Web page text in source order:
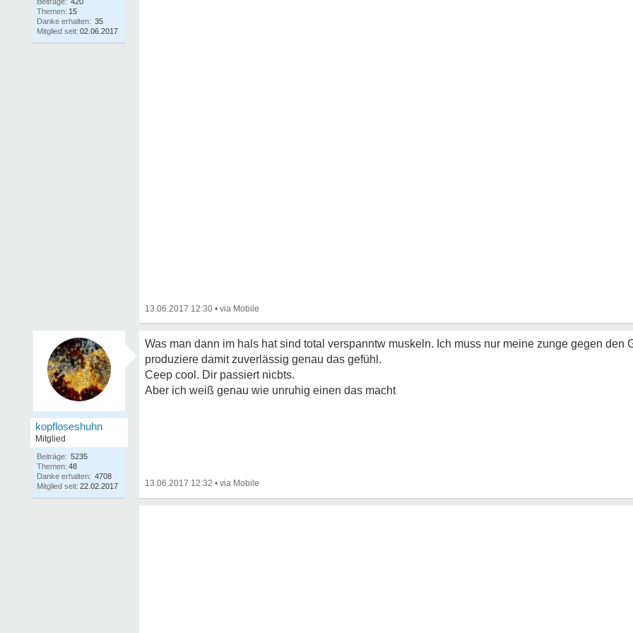
Themen: 15
Danke erhalten: 35
Mitglied seit: 02.06.2017
13.06.2017 12:30 •
kopfloseshuhn
Mitglied
Beiträge: 5235
Themen: 48
Danke erhalten: 4708
Mitglied seit: 22.02.2017
Was man dann im hals hat sind total verspanntw muskeln. Ich muss nur meine zunge gegen den
produziere damit zuverlässig genau das gefühl.
Ceep cool. Dir passiert nicbts.
Aber ich weiß genau wie unruhig einen das macht
13.06.2017 12:32 •